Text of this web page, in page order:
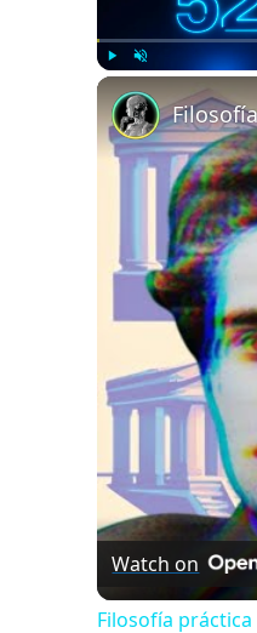
Watch on
Filosofía